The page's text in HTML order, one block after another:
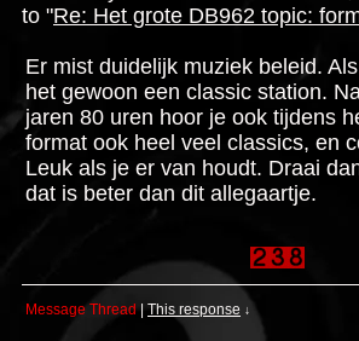
to "Re: Het grote DB962 topic:
Er mist duidelijk muziek beleid.
het gewoon een classic station.
jaren 80 uren hoor je ook tijdens
format ook heel veel classics, en
Leuk als je er van houdt. Draai
dat is beter dan dit allegaartje.
Message Thread| This response ↓